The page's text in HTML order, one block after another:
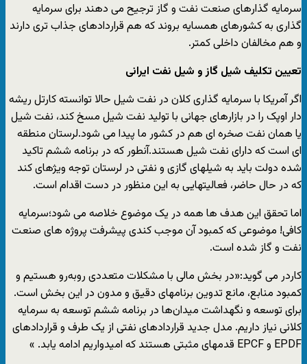
سرمایه گذارهای صنعت نفت و گاز ترجیح می دهند برای سرمایه
گذاری به کشورهای همسایه بروند که هم قراردادهای جذاب تری دارند
و هم مخالفان داخلی کمتر.
تعیین تکلیف شیل گاز و شیل نفت ایرانی
اگر آمریکا با سرمایه گذاری کلان در نفت شیل حالا توانسته کارتل ریشه
دار اوپک را در بازارهای جهانی با تولید نفت شیل مسخ کند، نفت شیل
یا همان نفت صخره ای هم در کشور ما پیدا می شود.لرستان منطقه
ای است که دارای نفت شیل هستند.آنطور که در برنامه ششم تاکید
شده دولت باید به شیل‎های گازی و نفتی در لرستان توجه ویژه‎ای کند
که در حال حاضر، فعالیت‎هایی به این منظور در دست اقدام است.
اما تحقق این هدف ها همه در یک موضوع خلاصه می شود؛سرمایه
کافی! موضوعی که کمبود آن موجب کندی پیشرفت پروژه های صنعت
نفت و گاز شده است.
کاردر می گوید:«در بخش مالی با مشکلات متعددی روبه‌رو هستیم و
کمبود منابع، مانع تدوین برنامه‎ای دقیق و مدون در این بخش است.
برای توسعه و نگهداشت میدان‌ها در برنامه ششم توسعه به سرمایه
کلانی نیاز داریم. مدل جدید قراردادهای نفتی از یک طرف و قراردادهای
EPDF و EPCF قدم‎های مثبتی هستند که امیدواریم ادامه یابد. »